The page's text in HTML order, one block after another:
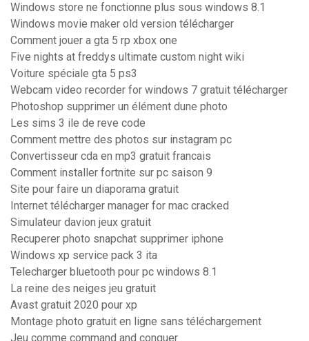
Windows store ne fonctionne plus sous windows 8.1
Windows movie maker old version télécharger
Comment jouer a gta 5 rp xbox one
Five nights at freddys ultimate custom night wiki
Voiture spéciale gta 5 ps3
Webcam video recorder for windows 7 gratuit télécharger
Photoshop supprimer un élément dune photo
Les sims 3 ile de reve code
Comment mettre des photos sur instagram pc
Convertisseur cda en mp3 gratuit francais
Comment installer fortnite sur pc saison 9
Site pour faire un diaporama gratuit
Internet télécharger manager for mac cracked
Simulateur davion jeux gratuit
Recuperer photo snapchat supprimer iphone
Windows xp service pack 3 ita
Telecharger bluetooth pour pc windows 8.1
La reine des neiges jeu gratuit
Avast gratuit 2020 pour xp
Montage photo gratuit en ligne sans téléchargement
Jeu comme command and conquer